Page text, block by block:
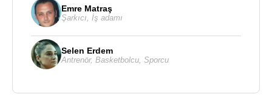
Emre Matraş
Şarkıcı, İş adamı
Selen Erdem
Antrenör, Basketbolcu, Sporcu